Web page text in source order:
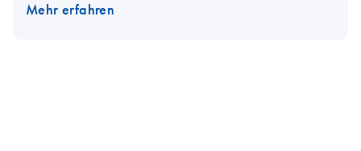
Mehr erfahren